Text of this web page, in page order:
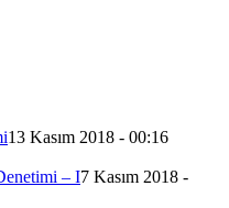
13 Kasım 2018 - 00:16
– I7 Kasım 2018 -